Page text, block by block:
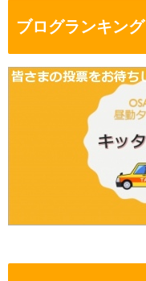
ブログランキング